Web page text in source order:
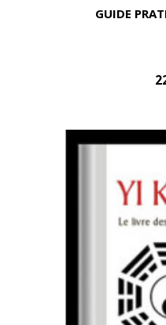
GUIDE